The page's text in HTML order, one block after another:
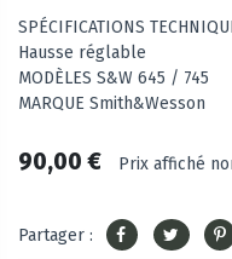
SPÉCIFICATIONS
Hausse réglable
MODÈLES S&W 645 / 745
MARQUE Smith&Wesson
90,00 € Prix affiché
Partager :